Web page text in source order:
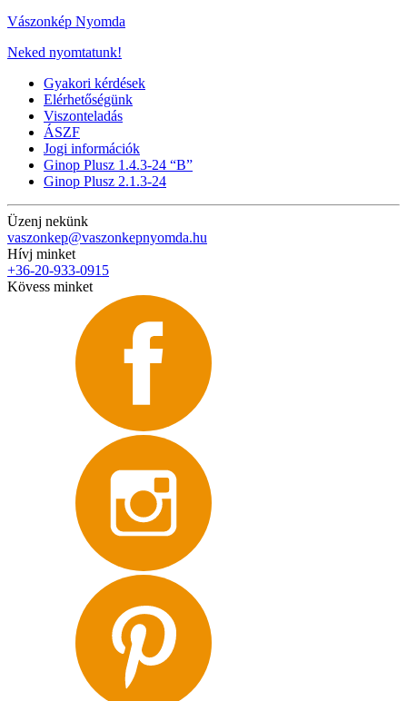
Vászonkép Nyomda
Neked nyomtatunk!
Gyakori kérdések
Elérhetőségünk
Viszonteladás
ÁSZF
Jogi információk
Ginop Plusz 1.4.3-24 “B”
Ginop Plusz 2.1.3-24
Üzenj nekünk
vaszonkep@vaszonkepnyomda.hu
Hívj minket
+36-20-933-0915
Kövess minket